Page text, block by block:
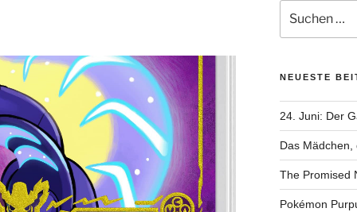
nach:
NEUESTE
24. Juni: Der
Das
The Promised
Pokémon